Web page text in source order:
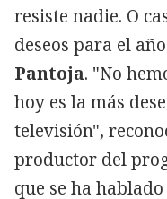
resiste nadie. O
deseos para el
Pantoja. "No
hoy es la más
televisión",
productor del
que se ha